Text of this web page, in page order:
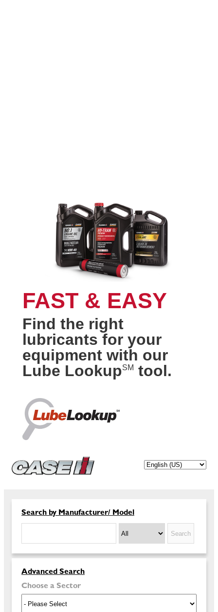
FAST & EASY
Find the right
lubricants for your
equipment with our
Lube LookupSM tool.